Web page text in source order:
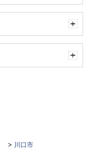
く
く
く
川口市